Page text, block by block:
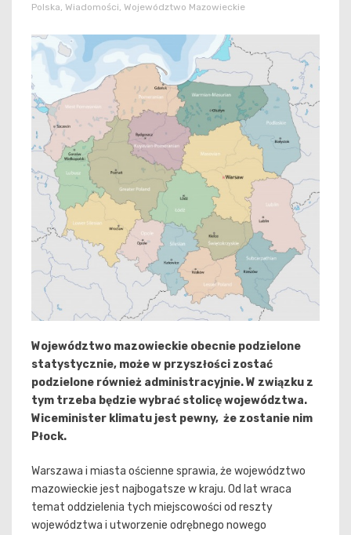
Polska Wiadomości Województwo Mazowieckie
Województwo mazowieckie obecnie podzielone
statystycznie, może w przyszłości zostać
podzielone również administracyjnie. W związku z
tym trzeba będzie wybrać stolicę województwa.
Wiceminister klimatu jest pewny, że zostanie nim
Płock.
Warszawa i miasta ościenne sprawia, że województwo
mazowieckie jest najbogatsze w kraju. Od lat wraca
temat oddzielenia tych miejscowości od reszty
województwa i utworzenie odrębnego nowego